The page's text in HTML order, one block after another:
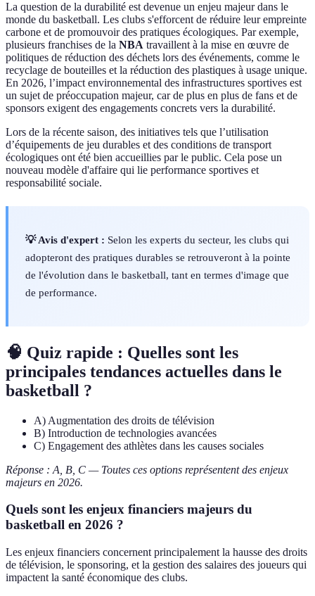
La question de la durabilité est devenue un enjeu majeur dans le
monde du basketball. Les clubs s'efforcent de réduire leur empreinte
carbone et de promouvoir des pratiques écologiques. Par exemple,
plusieurs franchises de la NBA travaillent à la mise en œuvre de
politiques de réduction des déchets lors des événements, comme le
recyclage de bouteilles et la réduction des plastiques à usage unique.
En 2026, l’impact environnemental des infrastructures sportives est
un sujet de préoccupation majeur, car de plus en plus de fans et de
sponsors exigent des engagements concrets vers la durabilité.
Lors de la récente saison, des initiatives tels que l’utilisation
d’équipements de jeu durables et des conditions de transport
écologiques ont été bien accueillies par le public. Cela pose un
nouveau modèle d'affaire qui lie performance sportives et
responsabilité sociale.
💡 Avis d'expert : Selon les experts du secteur, les clubs qui
adopteront des pratiques durables se retrouveront à la pointe
de l'évolution dans le basketball, tant en termes d'image que
de performance.
🧠 Quiz rapide : Quelles sont les
principales tendances actuelles dans le
basketball ?
A) Augmentation des droits de télévision
B) Introduction de technologies avancées
C) Engagement des athlètes dans les causes sociales
Réponse : A, B, C — Toutes ces options représentent des enjeux
majeurs en 2026.
Quels sont les enjeux financiers majeurs du
basketball en 2026 ?
Les enjeux financiers concernent principalement la hausse des droits
de télévision, le sponsoring, et la gestion des salaires des joueurs qui
impactent la santé économique des clubs.